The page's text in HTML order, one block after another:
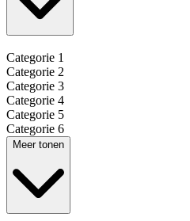
Categorie 1
Categorie 2
Categorie 3
Categorie 4
Categorie 5
Categorie 6
Meer tonen